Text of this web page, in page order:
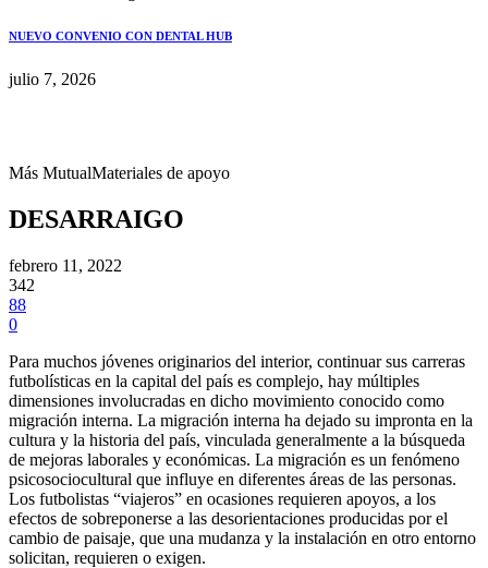
NUEVO CONVENIO CON DENTAL HUB
julio 7, 2026
Más MutualMateriales de apoyo
DESARRAIGO
febrero 11, 2022
342
88
0
Para muchos jóvenes originarios del interior, continuar sus carreras
futbolísticas en la capital del país es complejo, hay múltiples
dimensiones involucradas en dicho movimiento conocido como
migración interna. La migración interna ha dejado su impronta en la
cultura y la historia del país, vinculada generalmente a la búsqueda
de mejoras laborales y económicas. La migración es un fenómeno
psicosociocultural que influye en diferentes áreas de las personas.
Los futbolistas “viajeros” en ocasiones requieren apoyos, a los
efectos de sobreponerse a las desorientaciones producidas por el
cambio de paisaje, que una mudanza y la instalación en otro entorno
solicitan, requieren o exigen.